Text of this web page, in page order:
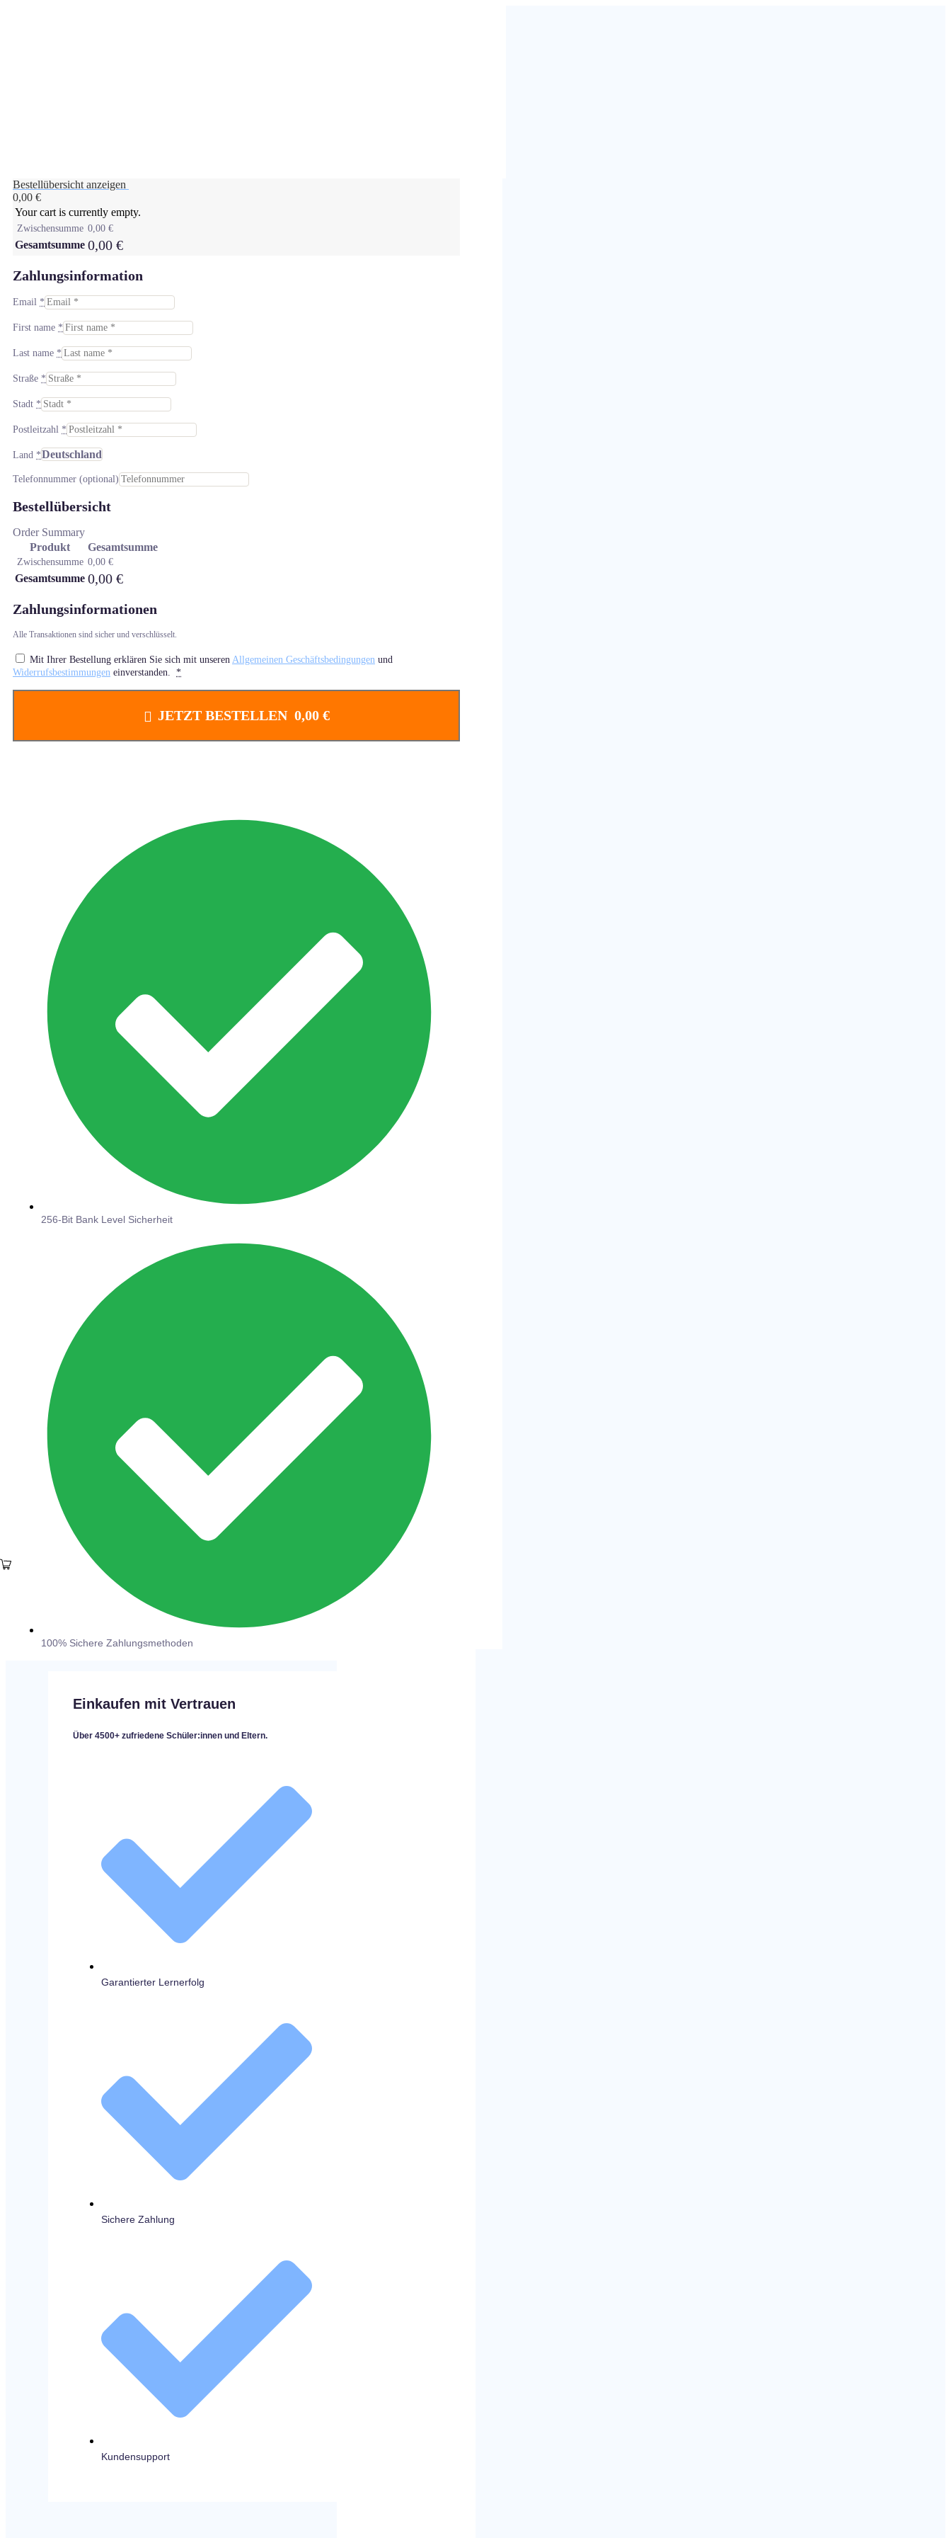
Bestellübersicht anzeigen
0,00 €
Your cart is currently empty.
Zwischensumme 0,00 €
Gesamtsumme 0,00 €
Zahlungsinformation
Email *
First name *
Last name *
Straße *
Stadt *
Postleitzahl *
Land *Deutschland
Telefonnummer (optional)
Bestellübersicht
Order Summary
Produkt
Gesamtsumme
Zwischensumme 0,00 €
Gesamtsumme 0,00 €
Zahlungsinformationen
Alle Transaktionen sind sicher und verschlüsselt.
Mit Ihrer Bestellung erklären Sie sich mit unseren Allgemeinen Geschäftsbedingungen und
Widerrufsbestimmungen einverstanden. *
JETZT BESTELLEN 0,00 €
256-Bit Bank Level Sicherheit
100% Sichere Zahlungsmethoden
Einkaufen mit Vertrauen
Über 4500+ zufriedene Schüler:innen und Eltern.
Garantierter Lernerfolg
Sichere Zahlung
Kundensupport